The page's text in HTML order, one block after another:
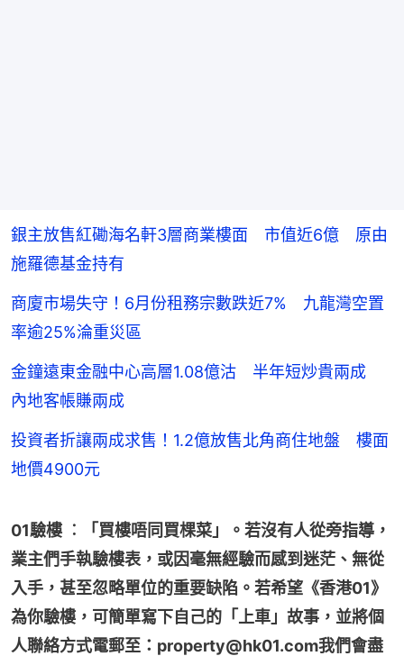
銀主放售紅磡海名軒3層商業樓面 市值近6億 原由
施羅德基金持有
商廈市場失守！6月份租務宗數跌近7% 九龍灣空置
率逾25%淪重災區
金鐘遠東金融中心高層1.08億沽 半年短炒貴兩成
內地客帳賺兩成
投資者折讓兩成求售！1.2億放售北角商住地盤 樓面
地價4900元
01驗樓 ︰「買樓唔同買棵菜」。若沒有人從旁指導，
業主們手執驗樓表，或因毫無經驗而感到迷茫、無從
入手，甚至忽略單位的重要缺陷。若希望《香港01》
為你驗樓，可簡單寫下自己的「上車」故事，並將個
人聯絡方式電郵至：property@hk01.com我們會盡